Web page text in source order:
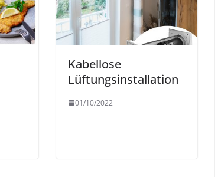
Kabellose
Lüftungsinstallation
01/10/2022